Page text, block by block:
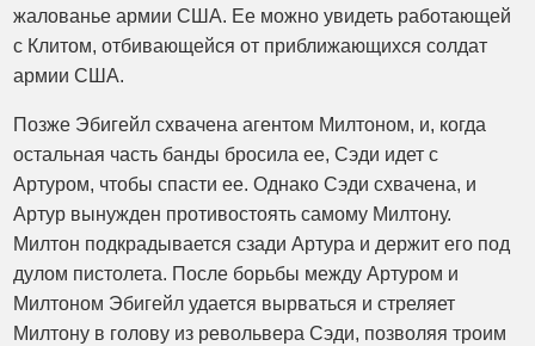
жалованье армии США. Ее можно увидеть работающей
с Клитом, отбивающейся от приближающихся солдат
армии США.
Позже Эбигейл схвачена агентом Милтоном, и, когда
остальная часть банды бросила ее, Сэди идет с
Артуром, чтобы спасти ее. Однако Сэди схвачена, и
Артур вынужден противостоять самому Милтону.
Милтон подкрадывается сзади Артура и держит его под
дулом пистолета. После борьбы между Артуром и
Милтоном Эбигейл удается вырваться и стреляет
Милтону в голову из револьвера Сэди, позволяя троим